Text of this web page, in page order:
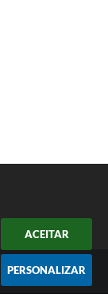
ACEITAR
PERSONALIZAR